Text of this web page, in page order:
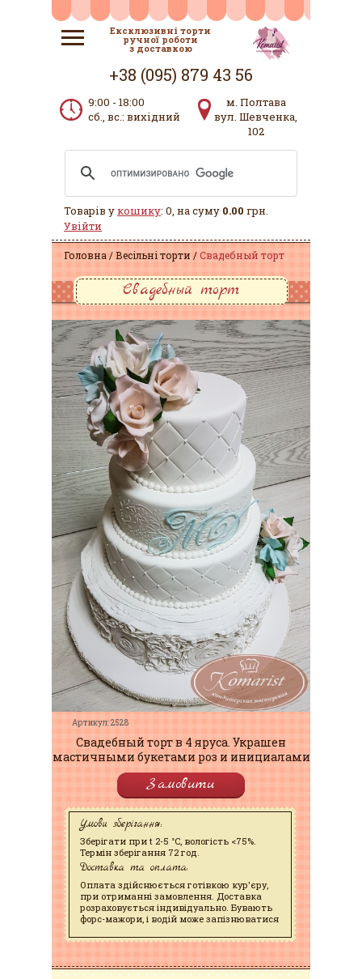
Ексклюзивні торти
ручної роботи
з доставкою
+38 (095) 879 43 56
9:00 - 18:00
сб., вс.: вихідний
м. Полтава
вул. Шевченка,
102
Товарів укошику: 0, на суму 0.00 грн.
Увійти
Головна Весільні торти Свадебный торт
Свадебный торт
Артикул: 2528
Свадебный торт в 4 яруса. Украшен
мастичными букетами роз и инициалами
Замовити
Умови зберігання:
Зберігати при t 2-5 °C, вологість <75%.
Термін зберігання 72 год.
Доставка та оплата:
Оплата здійснюється готівкою кур'єру,
при отриманні замовлення. Доставка
розраховується індивідуально. Бувають
форс-мажори, і водій може запізнюватися